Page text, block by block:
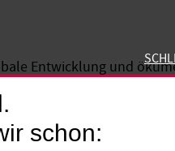
Entwicklung und
schon: